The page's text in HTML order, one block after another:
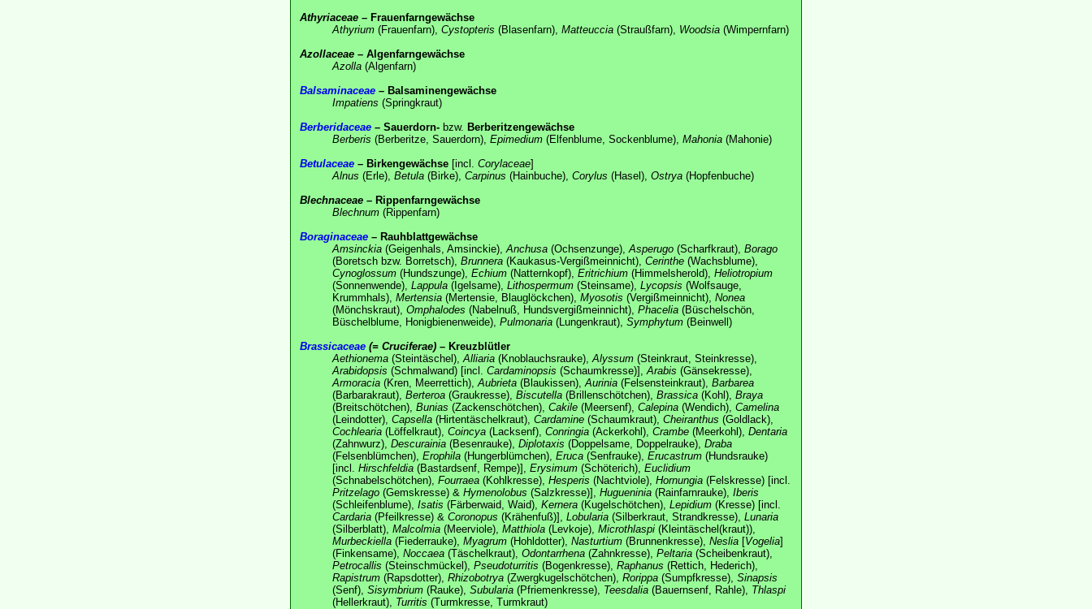
Athyriaceae – Frauenfarngewächse
Athyrium (Frauenfarn), Cystopteris (Blasenfarn), Matteuccia (Straußfarn), Woodsia (Wimpernfarn)
Azollaceae – Algenfarngewächse
Azolla (Algenfarn)
Balsaminaceae – Balsaminengewächse
Impatiens (Springkraut)
Berberidaceae – Sauerdorn- bzw. Berberitzengewächse
Berberis (Berberitze, Sauerdorn), Epimedium (Elfenblume, Sockenblume), Mahonia (Mahonie)
Betulaceae – Birkengewächse [incl. Corylaceae]
Alnus (Erle), Betula (Birke), Carpinus (Hainbuche), Corylus (Hasel), Ostrya (Hopfenbuche)
Blechnaceae – Rippenfarngewächse
Blechnum (Rippenfarn)
Boraginaceae – Rauhblattgewächse
Amsinckia (Geigenhals, Amsinckie), Anchusa (Ochsenzunge), Asperugo (Scharfkraut), Borago
(Boretsch bzw. Borretsch), Brunnera (Kaukasus-Vergißmeinnicht), Cerinthe (Wachsblume),
Cynoglossum (Hundszunge), Echium (Natternkopf), Eritrichium (Himmelsherold), Heliotropium
(Sonnenwende), Lappula (Igelsame), Lithospermum (Steinsame), Lycopsis (Wolfsauge,
Krummhals), Mertensia (Mertensie, Blauglöckchen), Myosotis (Vergißmeinnicht), Nonea
(Mönchskraut), Omphalodes (Nabelnuß, Hundsvergißmeinnicht), Phacelia (Büschelschön,
Büschelblume, Honigbienenweide), Pulmonaria (Lungenkraut), Symphytum (Beinwell)
Brassicaceae (= Cruciferae) – Kreuzblütler
Aethionema (Steintäschel), Alliaria (Knoblauchsrauke), Alyssum (Steinkraut, Steinkresse),
Arabidopsis (Schmalwand) [incl. Cardaminopsis (Schaumkresse)], Arabis (Gänsekresse),
Armoracia (Kren, Meerrettich), Aubrieta (Blaukissen), Aurinia (Felsensteinkraut), Barbarea
(Barbarakraut), Berteroa (Graukresse), Biscutella (Brillenschötchen), Brassica (Kohl), Braya
(Breitschötchen), Bunias (Zackenschötchen), Cakile (Meersenf), Calepina (Wendich), Camelina
(Leindotter), Capsella (Hirtentäschelkraut), Cardamine (Schaumkraut), Cheiranthus (Goldlack),
Cochlearia (Löffelkraut), Coincya (Lacksenf), Conringia (Ackerkohl), Crambe (Meerkohl), Dentaria
(Zahnwurz), Descurainia (Besenrauke), Diplotaxis (Doppelsame, Doppelrauke), Draba
(Felsenblümchen), Erophila (Hungerblümchen), Eruca (Senfrauke), Erucastrum (Hundsrauke)
[incl. Hirschfeldia (Bastardsenf, Rempe)], Erysimum (Schöterich), Euclidium
(Schnabelschötchen), Fourraea (Kohlkresse), Hesperis (Nachtviole), Hornungia (Felskresse) [incl.
Pritzelago (Gemskresse) & Hymenolobus (Salzkresse)], Hugueninia (Rainfarnrauke), Iberis
(Schleifenblume), Isatis (Färberwaid, Waid), Kernera (Kugelschötchen), Lepidium (Kresse) [incl.
Cardaria (Pfeilkresse) & Coronopus (Krähenfuß)], Lobularia (Silberkraut, Strandkresse), Lunaria
(Silberblatt), Malcolmia (Meerviole), Matthiola (Levkoje), Microthlaspi (Kleintäschel(kraut)),
Murbeckiella (Fiederrauke), Myagrum (Hohldotter), Nasturtium (Brunnenkresse), Neslia [Vogelia]
(Finkensame), Noccaea (Täschelkraut), Odontarrhena (Zahnkresse), Peltaria (Scheibenkraut),
Petrocallis (Steinschmückel), Pseudoturritis (Bogenkresse), Raphanus (Rettich, Hederich),
Rapistrum (Rapsdotter), Rhizobotrya (Zwergkugelschötchen), Rorippa (Sumpfkresse), Sinapsis
(Senf), Sisymbrium (Rauke), Subularia (Pfriemenkresse), Teesdalia (Bauernsenf, Rahle), Thlaspi
(Hellerkraut), Turritis (Turmkresse, Turmkraut)